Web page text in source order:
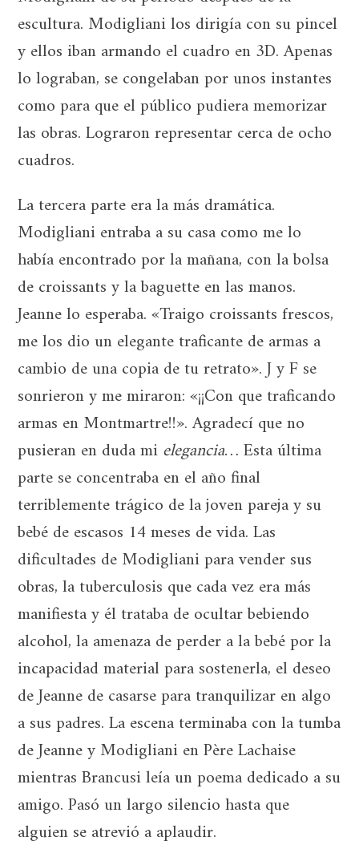
escultura. Modigliani los dirigía con su pincel
y ellos iban armando el cuadro en 3D. Apenas
lo lograban, se congelaban por unos instantes
como para que el público pudiera memorizar
las obras. Lograron representar cerca de ocho
cuadros.
La tercera parte era la más dramática.
Modigliani entraba a su casa como me lo
había encontrado por la mañana, con la bolsa
de croissants y la baguette en las manos.
Jeanne lo esperaba. «Traigo croissants frescos,
me los dio un elegante traficante de armas a
cambio de una copia de tu retrato». J y F se
sonrieron y me miraron: «¡¡Con que traficando
armas en Montmartre!!». Agradecí que no
pusieran en duda mielegancia… Esta última
parte se concentraba en el año final
terriblemente trágico de la joven pareja y su
bebé de escasos 14 meses de vida. Las
dificultades de Modigliani para vender sus
obras, la tuberculosis que cada vez era más
manifiesta y él trataba de ocultar bebiendo
alcohol, la amenaza de perder a la bebé por la
incapacidad material para sostenerla, el deseo
de Jeanne de casarse para tranquilizar en algo
a sus padres. La escena terminaba con la tumba
de Jeanne y Modigliani en Père Lachaise
mientras Brancusi leía un poema dedicado a su
amigo. Pasó un largo silencio hasta que
alguien se atrevió a aplaudir.